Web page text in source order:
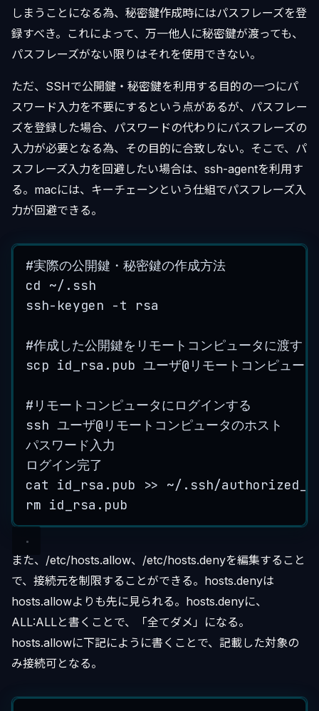
しまうことになる為、秘密鍵作成時にはパスフレーズを登
録すべき。これによって、万一他人に秘密鍵が渡っても、
パスフレーズがない限りはそれを使用できない。
ただ、SSHで公開鍵・秘密鍵を利用する目的の一つにパ
スワード入力を不要にするという点があるが、パスフレー
ズを登録した場合、パスワードの代わりにパスフレーズの
入力が必要となる為、その目的に合致しない。そこで、パ
スフレーズ入力を回避したい場合は、ssh-agentを利用す
る。macには、キーチェーンという仕組でパスフレーズ入
力が回避できる。
#実際の公開鍵 ・秘密鍵の作成方法
cd
~/ . ssh
ssh- keygen -t rsa
#作成した公開鍵をリモートコンピュータに渡す
scp id_rsa . pub ユーザ@リモートコンピュー
# リモートコンピュータにログインする
ssh ユーザ@ リモートコンピュータのホスト
パスワード入力
ログイン完了
cat
id_rsa . pub >> ~/ . ssh/
rm id_rsa . pub
また、/etc/hosts.allow、/etc/hosts.denyを編集すること
で、接続元を制限することができる。hosts.denyは
hosts.allowよりも先に見られる。hosts.denyに、
ALL:ALLと書くことで、「全てダメ」になる。
hosts.allowに下記にように書くことで、記載した対象の
み接続可となる。